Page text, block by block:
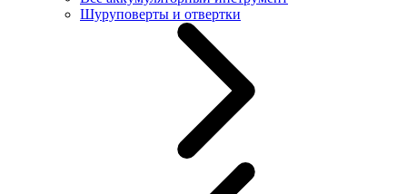
Шуруповерты и отвертки